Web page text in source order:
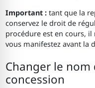
Important : tant que la
conservez le droit de
procédure est en cours,
vous manifestez avant la
Changer le
concession